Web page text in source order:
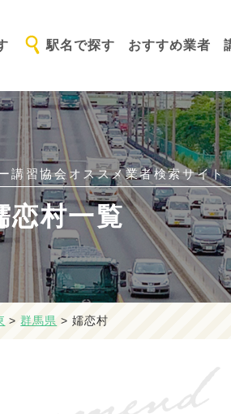
駅名で探す おすすめ業者
講習協会オススメ業者検索サイト
恋村一覧
>群馬県 >嬬恋村